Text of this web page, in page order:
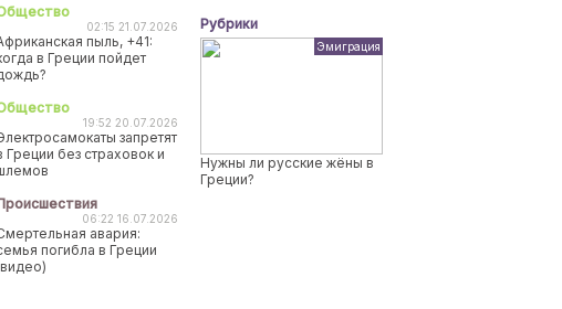
02:15 21.07.2026
пыль, +41:
в Греции пойдет
19:52 20.07.2026
запретят
Греции без страховок и
06:22 16.07.2026
авария:
погибла в Греции
Рубрики
Эмиграция
Нужны ли русские жёны в
Греции?